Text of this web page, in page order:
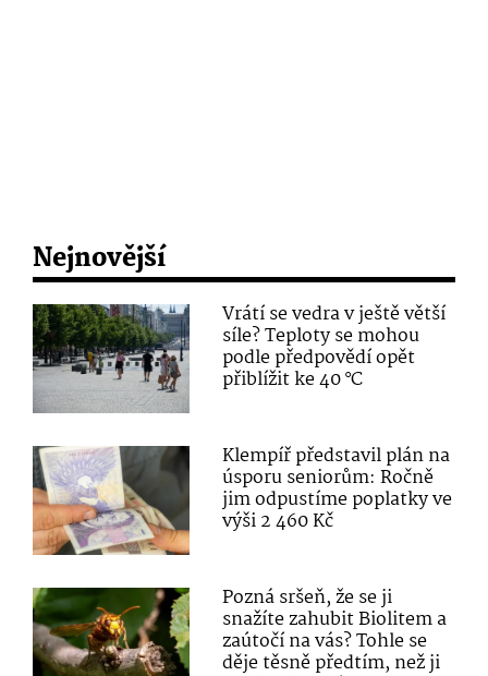
Nejnovější
Vrátí se vedra v ještě větší
síle? Teploty se mohou
podle předpovědí opět
přiblížit ke 40 °C
Klempíř představil plán na
úsporu seniorům: Ročně
jim odpustíme poplatky ve
výši 2 460 Kč
Pozná sršeň, že se ji
snažíte zahubit Biolitem a
zaútočí na vás? Tohle se
děje těsně předtím, než ji